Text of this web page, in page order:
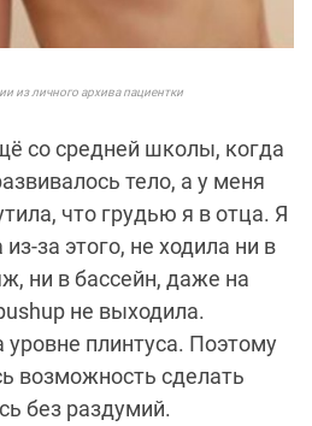
из личного архива пациентки
со средней школы, когда
тело, а у меня
что грудью я в отца. Я
за этого, не ходила ни в
ни в бассейн, даже на
не выходила.
плинтуса. Поэтому
возможность сделать
без раздумий.